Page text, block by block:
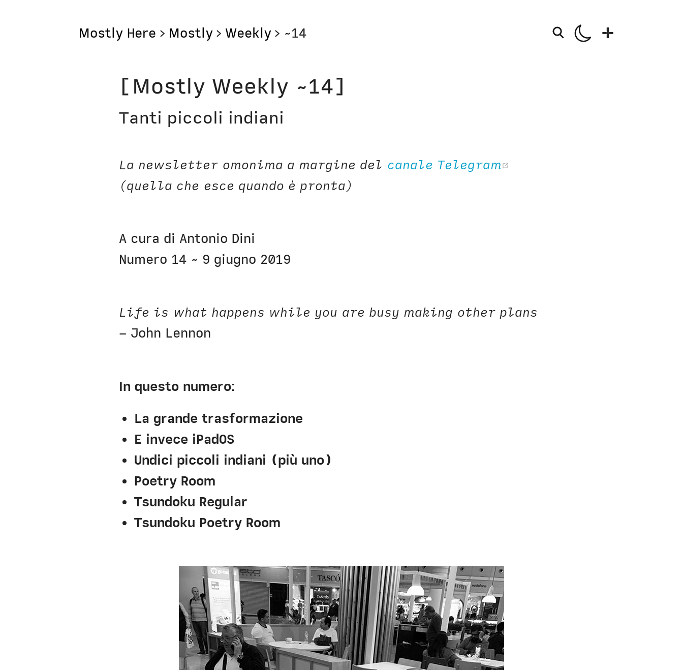
Mostly Here > Mostly > Weekly > ~14 +
Mostly
Mostly Friends
Mostly Weekly
Storie
Aerei
Orologi
Bottega
Nausicaa
Corsi
[Mostly Weekly ~14]
Tanti piccoli indiani
La newsletter omonima a margine del canale Telegram
(quella che esce quando è pronta)
A cura di Antonio Dini
Numero 14 ~ 9 giugno 2019
Life is what happens while you are busy making other plans
– John Lennon
In questo numero:
La grande trasformazione
E invece iPadOS
Undici piccoli indiani (più uno)
Poetry Room
Tsundoku Regular
Tsundoku Poetry Room